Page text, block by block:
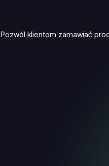
Pozwól klientom zamawiać